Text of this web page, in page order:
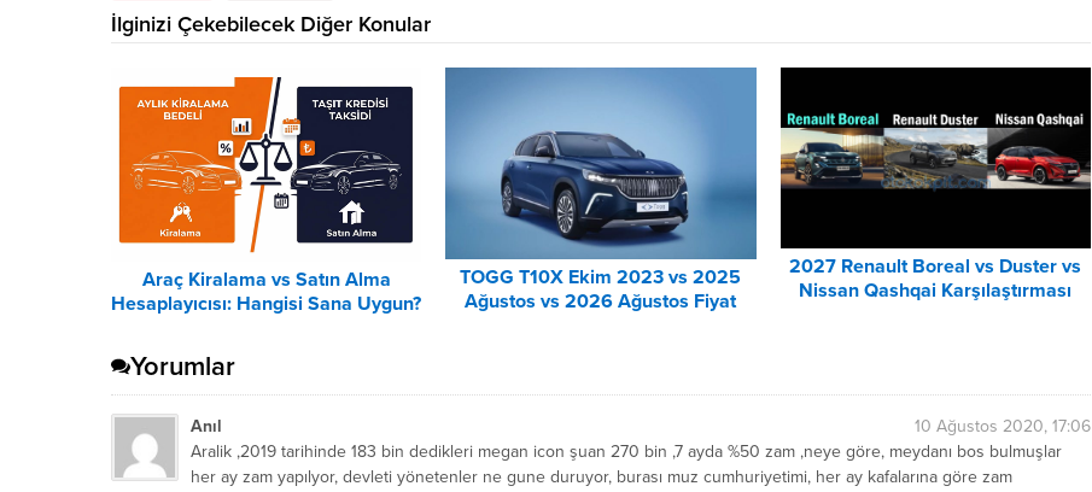
İlginizi Çekebilecek Diğer Konular
Araç Kiralama vs Satın Alma
Hesaplayıcısı: Hangisi Sana Uygun?
TOGG T10X Ekim 2023 vs 2025
Ağustos vs 2026 Ağustos Fiyat
2027 Renault Boreal vs Duster vs
Nissan Qashqai Karşılaştırması
Yorumlar
Anıl
10 Ağustos 2020, 17:06
Aralik ,2019 tarihinde 183 bin dedikleri megan icon şuan 270 bin ,7 ayda %50 zam ,neye göre, meydanı bos bulmuşlar
her ay zam yapılyor, devleti yönetenler ne gune duruyor, burası muz cumhuriyetimi, her ay kafalarına göre zam